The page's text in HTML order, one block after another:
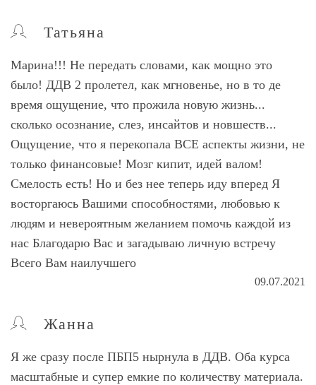
Татьяна
Марина!!! Не передать словами, как мощно это
было! ДДВ 2 пролетел, как мгновенье, но в то де
время ощущение, что прожила новую жизнь...
сколько осознание, слез, инсайтов и новшеств...
Ощущение, что я перекопала ВСЕ аспекты жизни, не
только финансовые! Мозг кипит, идей валом!
Смелость есть! Но и без нее теперь иду вперед Я
восторгаюсь Вашими способностями, любовью к
людям и невероятным желанием помочь каждой из
нас Благодарю Вас и загадываю личную встречу
Всего Вам наилучшего
09.07.2021
Жанна
Я же сразу после ПБП5 нырнула в ДДВ. Оба курса
масштабные и супер емкие по количеству материала.